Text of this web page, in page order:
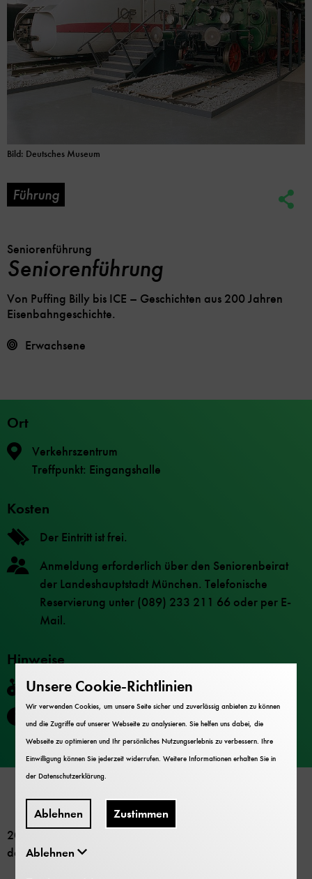
Bild: Deutsches Museum
Führung
Seniorenführung
Seniorenführung
Von Puffing Billy bis ICE – Geschichten aus 200 Jahren
Eisenbahngeschichte.
Erwachsene
Ort
Verkehrszentrum
Treffpunkt: Eingangshalle
Kosten
Der Eintritt ist frei.
Anmeldung erforderlich über den Seniorenbeirat
der Landeshauptstadt München. Telefonische
Reservierung unter (089) 233 211 66 oder per E-
Mail.
Hinweise
Barrierefrei
2025 feiert in England die erste öffentliche Eisenbahnlinie
der Welt ihr 200jähriges Jubiläum.
Unsere Cookie-Richtlinien
Wir verwenden Cookies, um unsere Seite sicher und zuverlässig anbieten zu können
und die Zugriffe auf unserer Webseite zu analysieren. Sie helfen uns dabei, die
Webseite zu optimieren und Ihr persönliches Nutzungserlebnis zu verbessern. Ihre
Einwilligung können Sie jederzeit widerrufen. Weitere Informationen erhalten Sie in
derDatenschutzerklärung
Ablehnen Zustimmen
Ablehnen